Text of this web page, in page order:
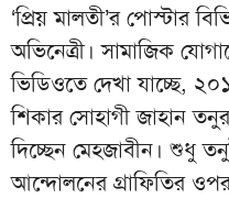
‘প্রিয় মালতী’র পোস্টার
অভিনেত্রী। সামাজিক
ভিডিওতে দেখা যাচ্ছে,
শিকার সোহাগী জাহান
দিচ্ছেন মেহজাবীন। শুধু
আন্দোলনের গ্রাফিতির